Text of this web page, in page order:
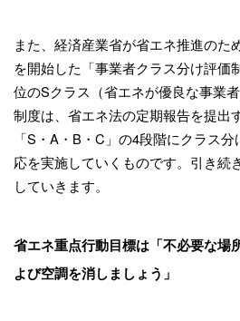
また、経済産業省が省エネ推進のた
を開始した「事業者クラス分け評価
位のSクラス（省エネが優良な事業
制度は、省エネ法の定期報告を提出
「S ・ A ・ B ・ C 」の4段階にクラス分
応を実施していくものです。引き続
していきます。
省エネ重点行動目標は「不必要な場
よび空調を消しましょう」